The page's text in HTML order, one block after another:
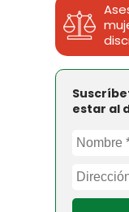
estar al